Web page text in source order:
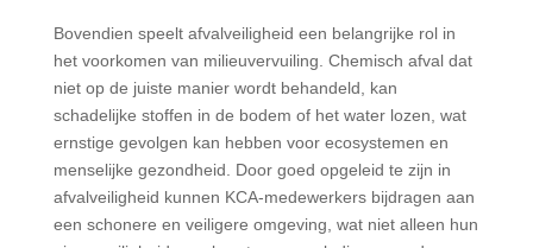
Bovendien speelt afvalveiligheid een belangrijke rol in
het voorkomen van milieuvervuiling. Chemisch afval dat
niet op de juiste manier wordt behandeld, kan
schadelijke stoffen in de bodem of het water lozen, wat
ernstige gevolgen kan hebben voor ecosystemen en
menselijke gezondheid. Door goed opgeleid te zijn in
afvalveiligheid kunnen KCA-medewerkers bijdragen aan
een schonere en veiligere omgeving, wat niet alleen hun